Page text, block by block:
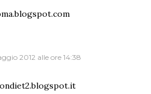
2012 alle ore 14:38